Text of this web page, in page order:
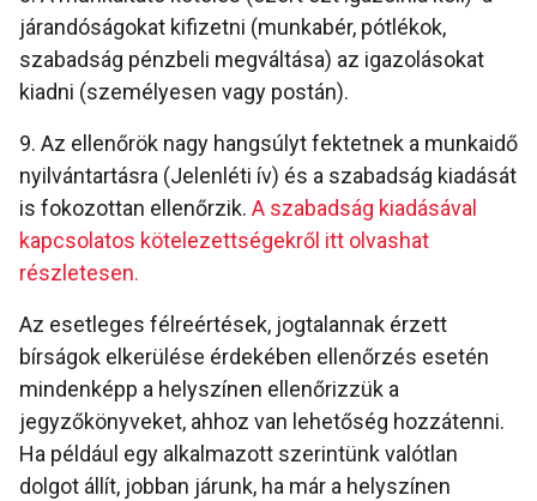
járandóságokat kifizetni (munkabér, pótlékok,
szabadság pénzbeli megváltása) az igazolásokat
kiadni (személyesen vagy postán).
9. Az ellenőrök nagy hangsúlyt fektetnek a munkaidő
nyilvántartásra (Jelenléti ív) és a szabadság kiadását
is fokozottan ellenőrzik. A szabadság kiadásával
kapcsolatos kötelezettségekről itt olvashat
részletesen.
Az esetleges félreértések, jogtalannak érzett
bírságok elkerülése érdekében ellenőrzés esetén
mindenképp a helyszínen ellenőrizzük a
jegyzőkönyveket, ahhoz van lehetőség hozzátenni.
Ha például egy alkalmazott szerintünk valótlan
dolgot állít, jobban járunk, ha már a helyszínen